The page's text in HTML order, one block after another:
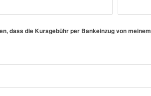
dass die Kursgebühr per Bankeinzug von